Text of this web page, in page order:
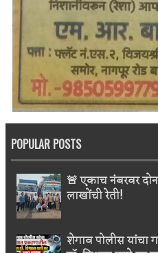
POPULAR POSTS
🚨 एकाच नंबरवर
लाखोंची रेती!
शेगाव पोलीस यांचा